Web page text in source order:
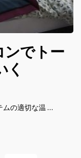
ンでトー
く
ムの適切な温 …